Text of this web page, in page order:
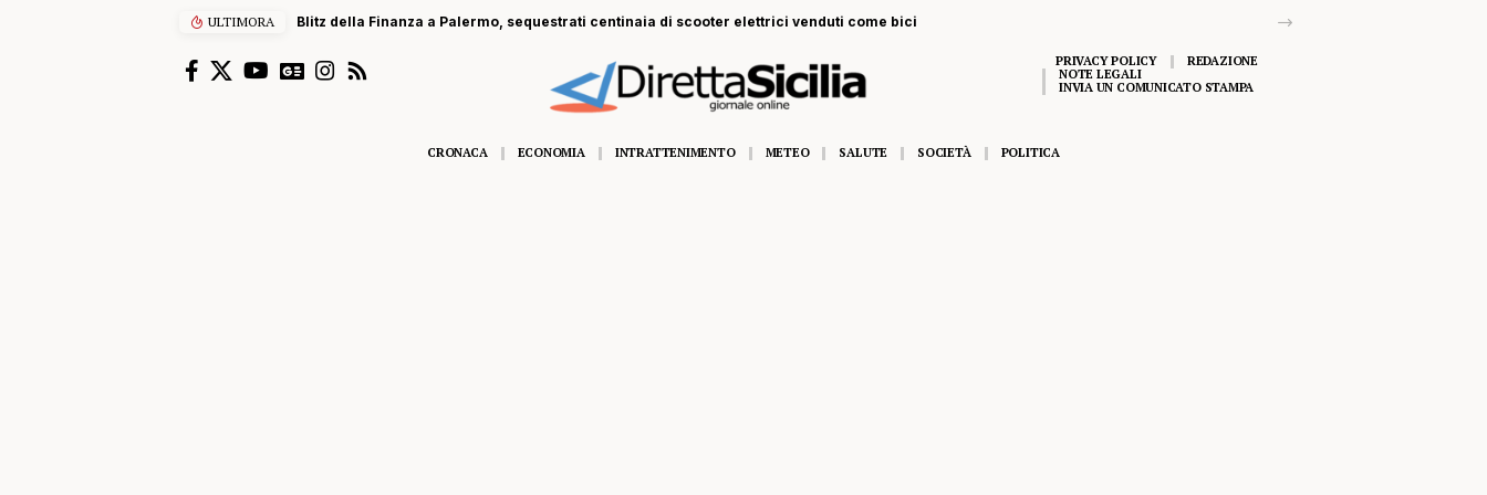
ULTIMORA Blitz della Finanza a Palermo, sequestrati centinaia di scooter elettrici venduti come bici
PRIVACY POLICY
REDAZIONE
NOTE LEGALI
INVIA UN COMUNICATO STAMPA
CRONACA ECONOMIA INTRATTENIMENTO METEO SALUTE SOCIETÀ POLITICA